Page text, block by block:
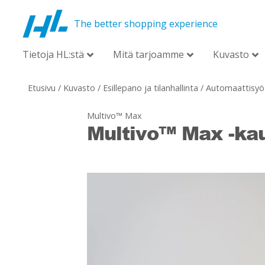
The better shopping experience
Tietoja HL:stä Mitä tarjoamme Kuvasto
Etusivu / Kuvasto / Esillepano ja tilanhallinta /
Multivo™ Max
Multivo™ Max -